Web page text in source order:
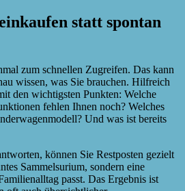
statt spontan
zum schnellen Zugreifen. Das kann
wissen, was Sie brauchen. Hilfreich
den wichtigsten Punkten: Welche
fehlen Ihnen noch? Welches
Und was ist bereits
können Sie Restposten gezielt
Sammelsurium, sondern eine
passt. Das Ergebnis ist